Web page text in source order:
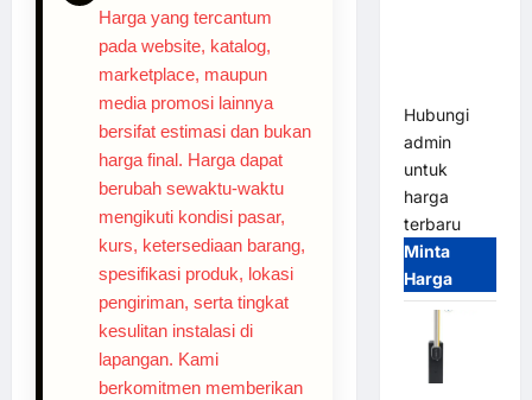
Harga yang tercantum
pada website, katalog,
marketplace, maupun
media promosi lainnya
bersifat estimasi dan bukan
harga final. Harga dapat
berubah sewaktu-waktu
mengikuti kondisi pasar,
kurs, ketersediaan barang,
spesifikasi produk, lokasi
pengiriman, serta tingkat
kesulitan instalasi di
lapangan. Kami
berkomitmen memberikan
Hubungi
admin
untuk
harga
terbaru
Minta
Harga